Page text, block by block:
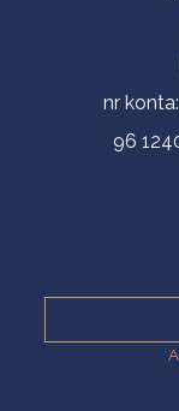
nr
96